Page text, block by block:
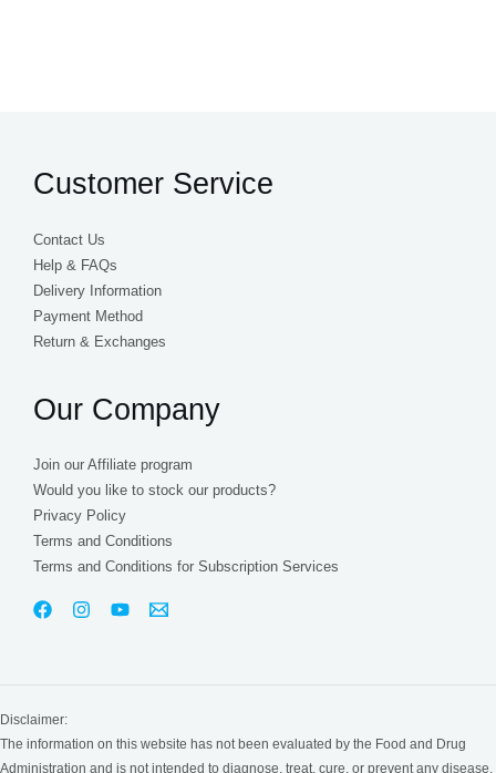
Customer Service
Contact Us
Help & FAQs
Delivery Information
Payment Method
Return & Exchanges
Our Company
Join our Affiliate program
Would you like to stock our products?
Privacy Policy
Terms and Conditions
Terms and Conditions for Subscription Services
Disclaimer:
The information on this website has not been evaluated by the Food and Drug
Administration and is not intended to diagnose, treat, cure, or prevent any disease.